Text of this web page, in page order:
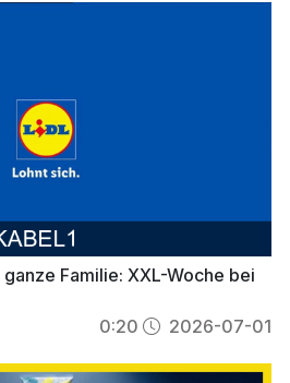
Familie: XXL-Woche bei
0:20 2026-07-01